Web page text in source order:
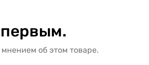
об этом товаре.